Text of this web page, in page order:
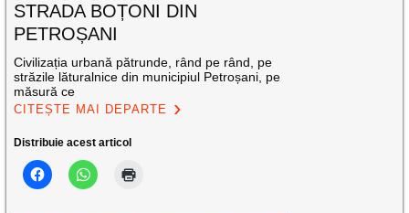
STRADA BOȚONI DIN
PETROȘANI
Civilizația urbană pătrunde, rând pe rând, pe
străzile lăturalnice din municipiul Petroșani, pe
măsură ce
CITEȘTE MAI DEPARTE
Distribuie acest articol